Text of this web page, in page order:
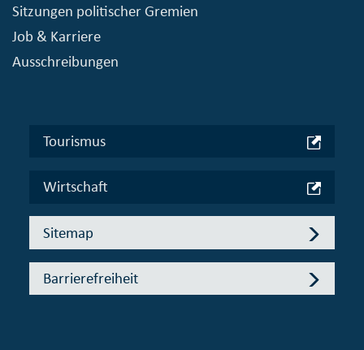
Sitzungen politischer Gremien
Job & Karriere
Ausschreibungen
Tourismus
Wirtschaft
Sitemap
Barrierefreiheit